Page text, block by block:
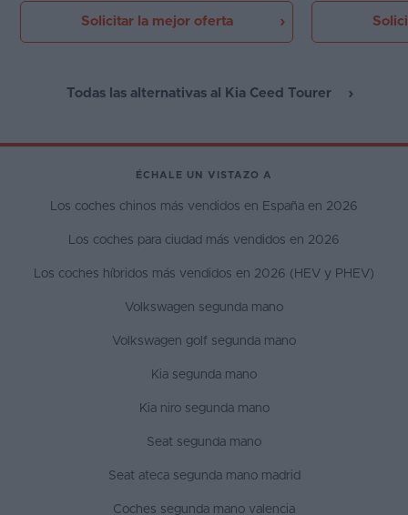
mecánicas con el VW Golf, Audi A3 y otros
modelos del grupo, por lo que es un coche
técnicamente muy atractivo. Su colosal
Solicitar la mejor oferta
alternativas con
ganando a los
Todas las alternativas al Kia Ceed Tourer
ÉCHALE UN VISTAZO A
Los coches chinos más vendidos en España en 2026
Los coches para ciudad más vendidos en 2026
Los coches híbridos más vendidos en 2026 (HEV y PHEV)
Volkswagen segunda mano
Volkswagen golf segunda mano
Kia segunda mano
Kia niro segunda mano
Seat segunda mano
Seat ateca segunda mano madrid
Coches segunda mano valencia